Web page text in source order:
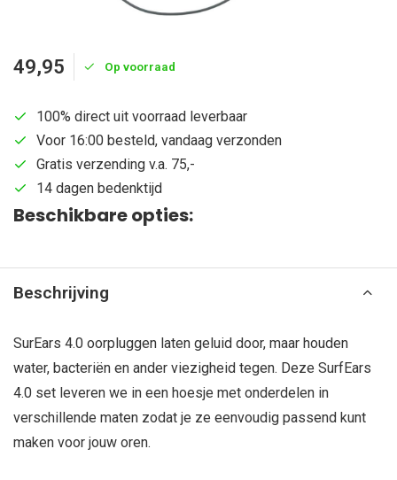
49,95 Op voorraad
100% direct uit voorraad leverbaar
Voor 16:00 besteld, vandaag verzonden
Gratis verzending v.a. 75,-
14 dagen bedenktijd
Beschikbare opties:
Beschrijving
SurEars 4.0 oorpluggen laten geluid door, maar houden
water, bacteriën en ander viezigheid tegen. Deze SurfEars
4.0 set leveren we in een hoesje met onderdelen in
verschillende maten zodat je ze eenvoudig passend kunt
maken voor jouw oren.